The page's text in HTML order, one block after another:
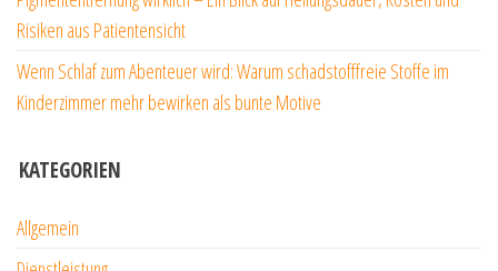
Risiken aus Patientensicht
Wenn Schlaf zum Abenteuer wird: Warum schadstofffreie Stoffe im
Kinderzimmer mehr bewirken als bunte Motive
KATEGORIEN
Allgemein